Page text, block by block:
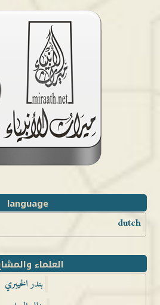
language
dutch
العلماء
بندر الخيبري